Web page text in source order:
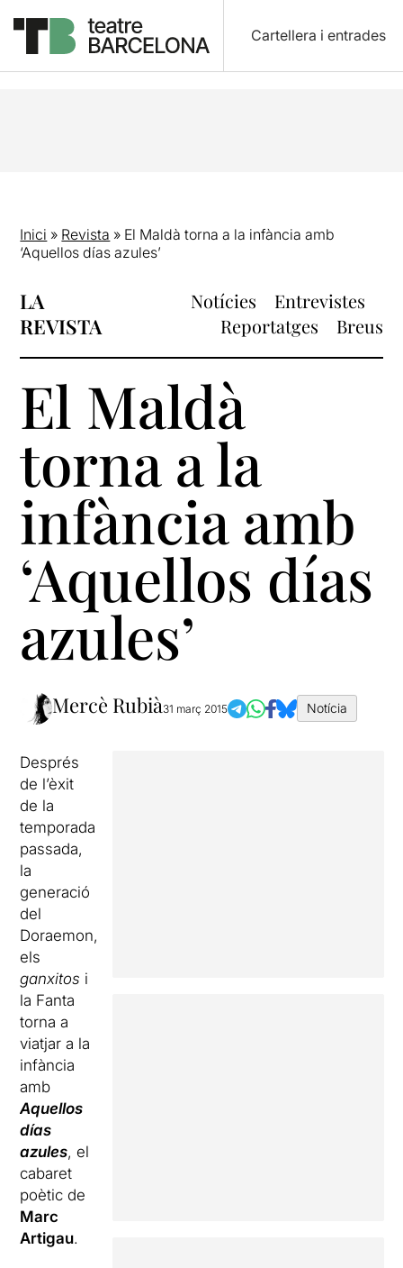
Cartellera i entrades
Inici » Revista » El Maldà torna a la infància amb
‘Aquellos días azules’
LA
REVISTA
Notícies
Entrevistes
Reportatges
Breus
El Maldà
torna a la
infància amb
‘Aquellos días
azules’
Mercè Rubià31 març 2015 Notícia
Després
de l’èxit
de la
temporada
passada,
la
generació
del
Doraemon,
els
ganxitos i
la Fanta
torna a
viatjar a la
infància
amb
Aquellos
días
azules, el
cabaret
poètic de
Marc
Artigau.